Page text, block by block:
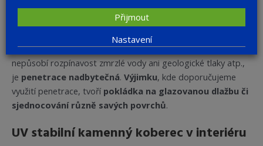
funkci. V exteriéru ji považujeme za nedostatečnou kvůli
povětrnostním vlivům, které vyvíjejí na vrstvu kamenného
koberce velké tlaky, především tedy cyklus mrznutí vody,
která vniká do jeho struktury.V interiéru, kde obvykle
nepůsobí rozpínavost zmrzlé vody ani geologické tlaky atp.,
je penetrace nadbytečná. Výjimku, kde doporučujeme
využití penetrace, tvoří pokládka na glazovanou dlažbu či
sjednocování různě savých povrchů.
UV stabilní kamenný koberec v interiéru
Nastavení
Přijmout